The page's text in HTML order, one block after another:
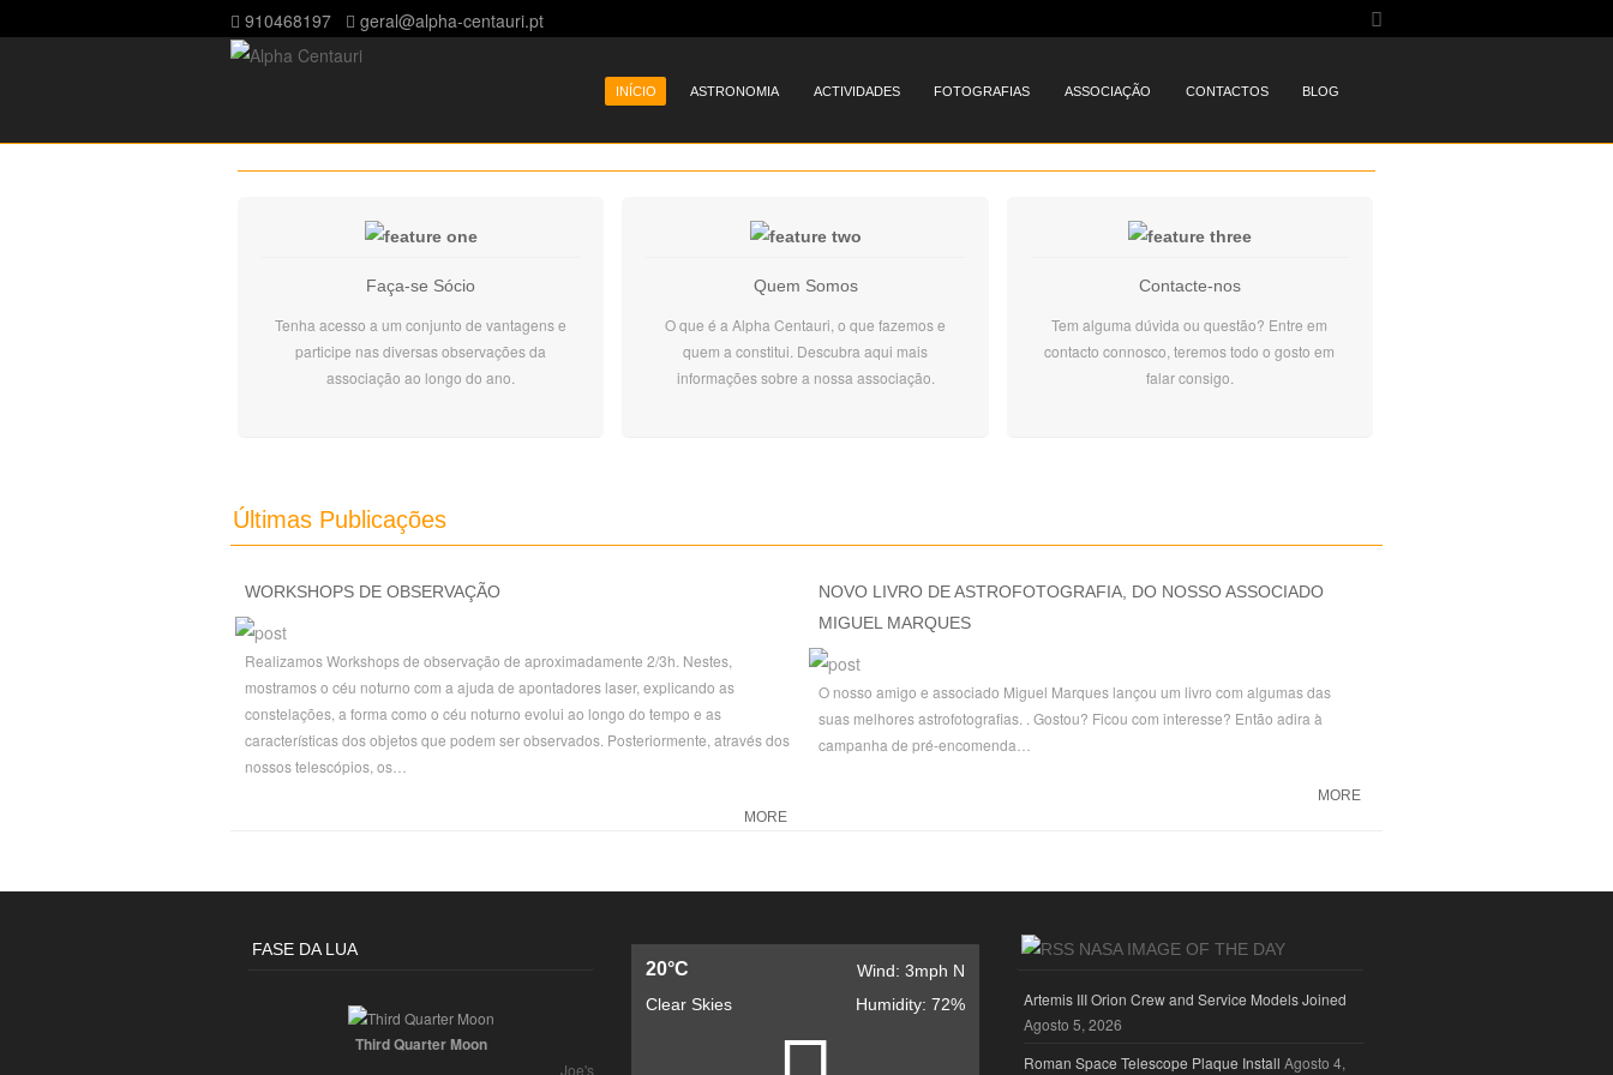
910468197 geral@alpha-centauri.pt
Menu
SKIP TO CONTENT
INÍCIO ASTRONOMIA ACTIVIDADES FOTOGRAFIAS ASSOCIAÇÃO CONTACTOS BLOG
Faça-se Sócio
Tenha acesso a um conjunto de vantagens e
participe nas diversas observações da
associação ao longo do ano.
Quem Somos
O que é a Alpha Centauri, o que fazemos e
quem a constitui. Descubra aqui mais
informações sobre a nossa associação.
Contacte-nos
Tem alguma dúvida ou questão? Entre em
contacto connosco, teremos todo o gosto em
falar consigo.
Últimas Publicações
WORKSHOPS DE OBSERVAÇÃO
Realizamos Workshops de observação de aproximadamente 2/3h. Nestes,
mostramos o céu noturno com a ajuda de apontadores laser, explicando as
constelações, a forma como o céu noturno evolui ao longo do tempo e as
características dos objetos que podem ser observados. Posteriormente, através dos
nossos telescópios, os…
MORE
NOVO LIVRO DE ASTROFOTOGRAFIA, DO NOSSO ASSOCIADO
MIGUEL MARQUES
O nosso amigo e associado Miguel Marques lançou um livro com algumas das
suas melhores astrofotografias. . Gostou? Ficou com interesse? Então adira à
campanha de pré-encomenda…
MORE
FASE DA LUA
Third Quarter Moon
Joe's
20°C
Wind: 3mph N
Clear Skies
Humidity: 72%
NASA IMAGE OF THE DAY
Artemis III Orion Crew and Service Models Joined
Agosto 5, 2026
Roman Space Telescope Plaque Install Agosto 4,